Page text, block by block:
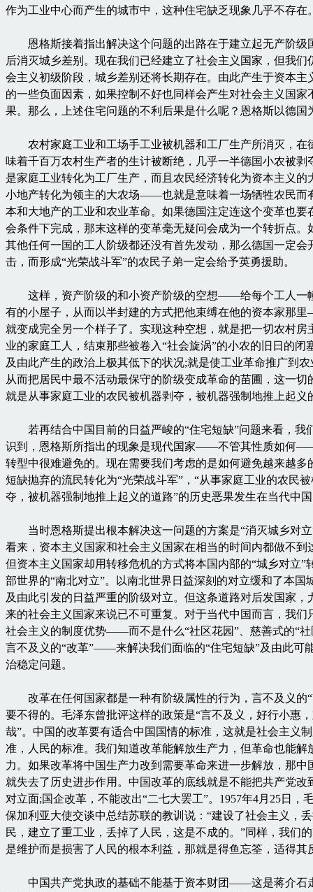
作为工业中心而产生的城市中，这种住宅缺乏现象几乎不存在
恩格斯接着指出解决这个问题的出路在于建立起无产阶级
后消灭城乡差别。现在我们已经建立了社会主义国家，但我们
会主义初级阶段，城乡差别还将长期存在。由此产生于资本主
的一些负面因素，如果控制不好也同样会产生对社会主义国家
果。那么，上述住宅问题的不利后果是什么呢？恩格斯以德国
农村家庭工业和工场手工业被机器和工厂生产所消灭，在
味着千百万农村生产者的生计被断绝，几乎一半德国小农被剥
是家庭工业转化为工厂生产，而且农民经济转化为资本主义的
小地产转化为领主的大农场——也就是意味着一场牺牲农民而
本和大地产的工业和农业革命。如果德国注定连这个变革也要
会条件下完成，那末这样的变革毫无疑问会成为一个转折点。
其他任何一国的工人阶级都还没有首先发动，那么德国一定会
击，而形成“光荣战斗军”的农民子弟一定会给予英勇援助。
这样，资产阶级的和小资产阶级的空想——给每个工人一
有的小屋子，从而以半封建的方式把他束缚在他的资本家那
就变成完全另一个样子了。实现这种空想，就是把一切农村房
业的家庭工人，结束那些被卷入“社会旋涡”的小农的旧日的闭
及由此产生的政治上极其低下的状况;就是使工业革命推广到
从而把居民中最不活动最保守的阶级变成革命的苗圃，这一切
就是从事家庭工业的农民被机器剥夺，被机器强制地推上起义
若再结合中国目前的日益严峻的“住宅短缺”问题来看，我
识到，恩格斯所指出的现象是现代国家——不管其性质如何
转型中很难避免的。现在需要我们考虑的是如何避免越来越多
短缺抛弃的流民转化为“光荣战斗军”，“从事家庭工业的农民
夺，被机器强制地推上起义的道路”的历史恶果发生在当代中
当时恩格斯提出根本解决这一问题的方案是“消灭城乡对立
看来，资本主义国家和社会主义国家在相当的时间内都做不到
但资本主义国家却用转移危机的方式将本国内部的“城乡对立”
部世界的“南北对立”。以南北世界日益深刻的对立缓和了本国
及由此引发的日益严重的阶级对立。但这条道路对后发国家，
来的社会主义国家来说已不可重复。对于当代中国而言，我们
社会主义的制度优势——而不是什么“社区花园”、慈善式的“社
言不及义的“改革”——来解决我们面临的“住宅短缺”及由此可
治稳定问题。
改革在任何国家都是一种有阶级属性的行为，言不及义的“
要不得的。毛泽东曾批评这样的政策是“言不及义，好行小惠
哉”。中国的改革要有适合中国国情的标准，这就是社会主义
准，人民的标准。我们知道改革能解放生产力，但革命也能解
力。如果改革将中国生产力改到需要革命来进一步解放，那中
就失去了历史进步作用。中国改革的底线就是不能把共产党改
对立面;国企改革，不能改出“二七大罢工”。1957年4月25日，
保加利亚大使交谈中总结苏联的教训说：“建设了社会主义，
民，建立了重工业，丢掉了人民，这是不成的。”同样，我们
是维护而是损害了人民的根本利益，那就是得鱼忘筌，适得其
中国共产党执政的基础不能基于资本财团——这是蒋介石